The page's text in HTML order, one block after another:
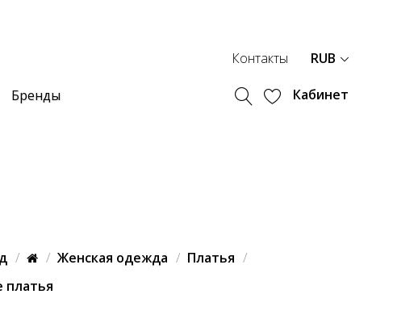
Контакты RUB
Бренды Кабинет
Женская одежда
Платья